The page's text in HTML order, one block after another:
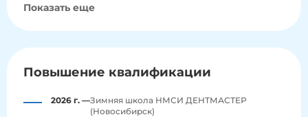
Показать еще
Повышение квалификации
2026 г. —Зимняя школа НМСИ ДЕНТМАСТЕР
(Новосибирск)